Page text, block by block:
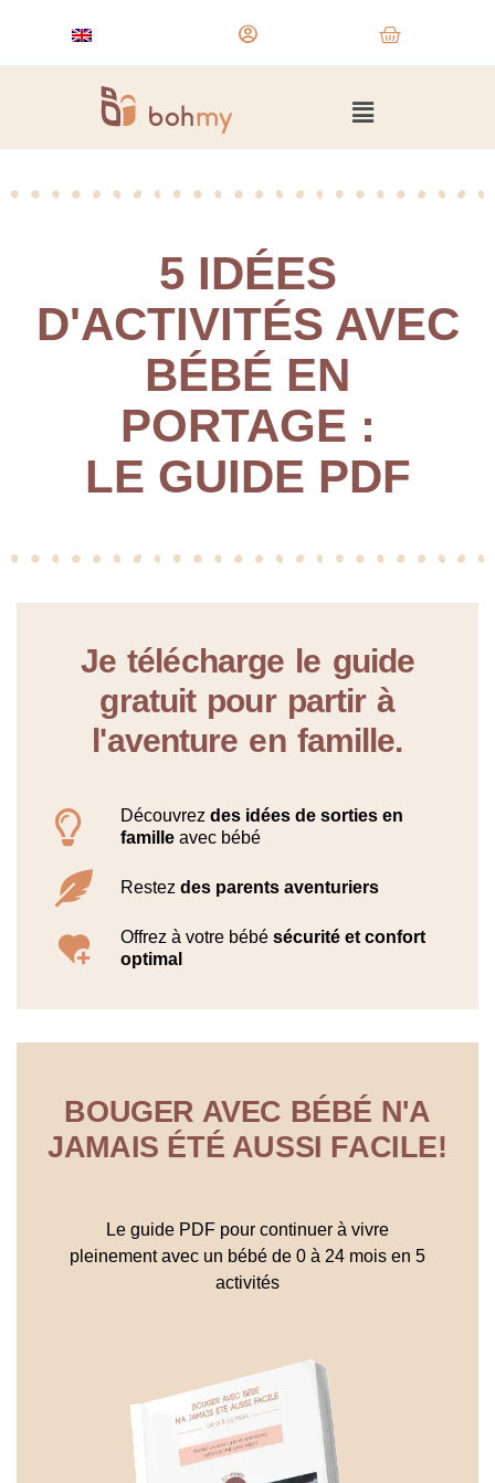
5 IDÉES
D'ACTIVITÉS AVEC
BÉBÉ EN
PORTAGE :
LE GUIDE PDF
Je télécharge le guide
gratuit pour partir à
l'aventure en famille.
Découvrez des idées de sorties en
famille avec bébé
Restez des parents aventuriers
Offrez à votre bébé sécurité et confort
optimal
BOUGER AVEC BÉBÉ N'A
JAMAIS ÉTÉ AUSSI FACILE!
Le guide PDF pour continuer à vivre
pleinement avec un bébé de 0 à 24 mois en 5
activités